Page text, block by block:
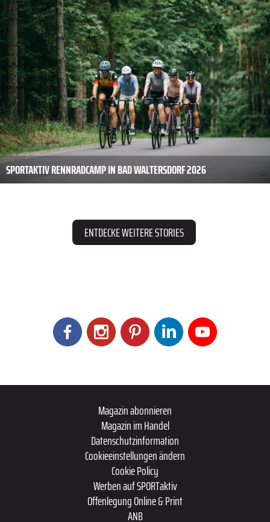
SPORTAKTIV RENNRADCAMP IN BAD WALTERSDORF 2026
ENTDECKE WEITERE STORIES
Magazin abonnieren
Magazin im Handel
Datenschutzinformation
Cookieeinstellungen ändern
Cookie Policy
Werben auf SPORTaktiv
Offenlegung Online & Print
ANB